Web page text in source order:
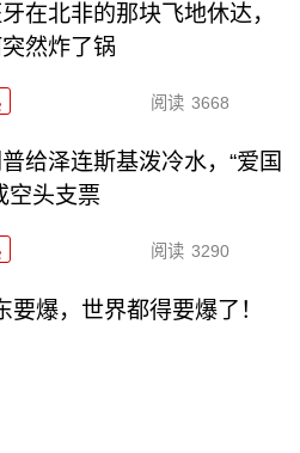
在北非的那块飞地休达，
然炸了锅
阅读 3668
给泽连斯基泼冷水，“爱国
空头支票
阅读 3290
爆，世界都得要爆了！